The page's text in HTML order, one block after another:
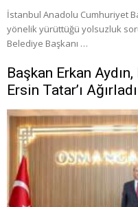
İstanbul Anadolu Cumhuriyet
yönelik yürüttüğü yolsuzluk
Belediye Başkanı …
Başkan Erkan
Ersin Tatar’ı Ağırladı